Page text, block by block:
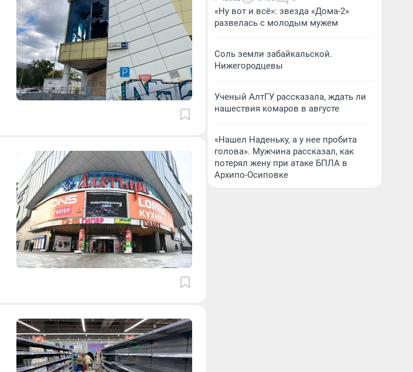
«Ну вот и всё»: звезда «Дома-2»
развелась с молодым мужем
Соль земли забайкальской.
Нижегородцевы
Ученый АлтГУ рассказала, ждать ли
нашествия комаров в августе
«Нашел Наденьку, а у нее пробита
голова». Мужчина рассказал, как
потерял жену при атаке БПЛА в
Архипо-Осиповке